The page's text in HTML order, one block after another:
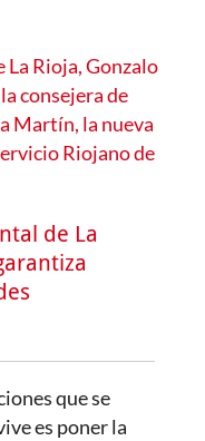
de La
que se
es poner la